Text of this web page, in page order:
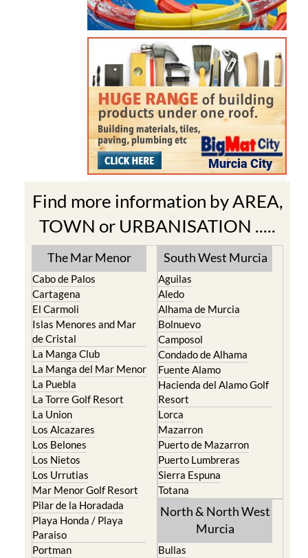
Find more information by AREA,
TOWN or URBANISATION .....
The Mar Menor
Cabo de Palos
Cartagena
El Carmoli
Islas Menores and Mar
de Cristal
La Manga Club
La Manga del Mar Menor
La Puebla
La Torre Golf Resort
La Union
Los Alcazares
Los Belones
Los Nietos
Los Urrutias
Mar Menor Golf Resort
Pilar de la Horadada
Playa Honda / Playa
Paraiso
Portman
South West Murcia
Aguilas
Aledo
Alhama de Murcia
Bolnuevo
Camposol
Condado de Alhama
Fuente Alamo
Hacienda del Alamo Golf
Resort
Lorca
Mazarron
Puerto de Mazarron
Puerto Lumbreras
Sierra Espuna
Totana
North & North West
Murcia
Bullas